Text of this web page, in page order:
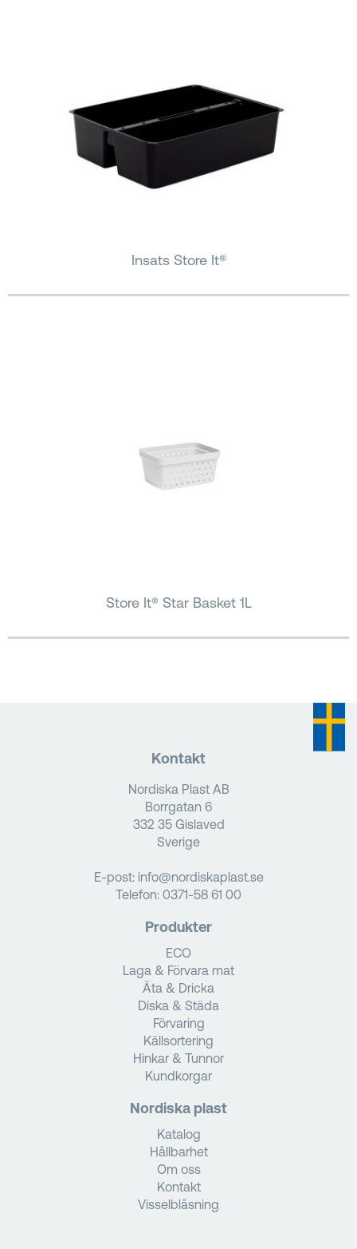
Insats Store It®
Store It® Star Basket 1L
Kontakt
Nordiska Plast AB
Borrgatan 6
332 35 Gislaved
Sverige
E-post: info@nordiskaplast.se
Telefon: 0371-58 61 00
Produkter
ECO
Laga & Förvara mat
Äta & Dricka
Diska & Städa
Förvaring
Källsortering
Hinkar & Tunnor
Kundkorgar
Nordiska plast
Katalog
Hållbarhet
Om oss
Kontakt
Visselblåsning